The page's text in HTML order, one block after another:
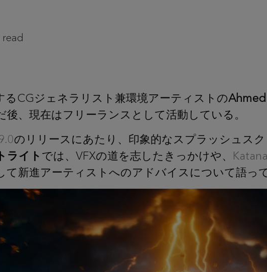
るCGジェネラリスト兼環境アーティストの
、現在はフリーランスとして活動している。
のリリースにあたり、印象的なスプラッシュス
ライト では、VFXの道を志したきっかけや、 Katana
て新進アーティストへのアドバイスについて語って